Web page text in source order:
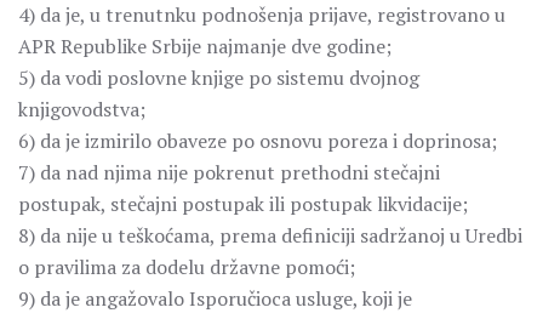
4) da je, u trenutnku podnošenja prijave, registrovano u
APR Republike Srbije najmanje dve godine;
5) da vodi poslovne knjige po sistemu dvojnog
knjigovodstva;
6) da je izmirilo obaveze po osnovu poreza i doprinosa;
7) da nad njima nije pokrenut prethodni stečajni
postupak, stečajni postupak ili postupak likvidacije;
8) da nije u teškoćama, prema definiciji sadržanoj u Uredbi
o pravilima za dodelu državne pomoći;
9) da je angažovalo Isporučioca usluge, koji je